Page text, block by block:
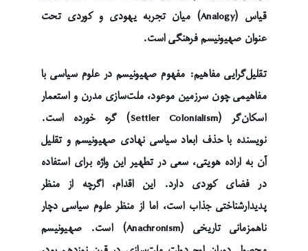
قیاس (Analogy) میان تجربه یهودی و کوردی تحت
عنوان صهیونیسم فرهنگی است.
تقلیل‌گرایی مفاهیم: مفهوم صهیونیسم در علوم سیاسی با
مفاهیمی چون سرزمین موعود، ملت‌سازی مدرن و استعمار
اسکان‌گر (Settler Colonialism) گره خورده است.
نویسنده با حذف ابعاد سیاسی نهادی صهیونیسم و تقلیل
آن به اراده هویتی، سعی در تطهیر این واژه برای استفاده
در فضای کوردی دارد. این اقدام، اگرچه از منظر
پدیدارشناختی جذاب است، اما از منظر علوم سیاسی دچار
ناهمزمانی تاریخی (Anachronism) است. صهیونیسم